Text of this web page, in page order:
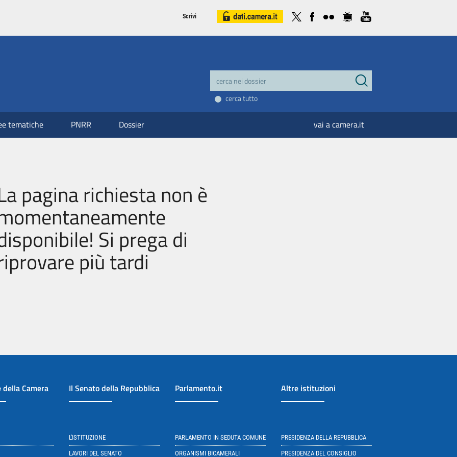
Scrivi
cerca tutto
tematiche PNRR Dossier vai a camera.it
pagina richiesta non è
Si prega di
più tardi
Camera Il Senato della Repubblica
L'ISTITUZIONE
LAVORI DEL SENATO
Parlamento.it
PARLAMENTO IN SEDUTA COMUNE
ORGANISMI BICAMERALI
Altre istituzioni
PRESIDENZA DELLA REPUBBLICA
PRESIDENZA DEL CONSIGLIO